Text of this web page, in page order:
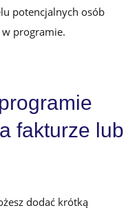
potencjalnych osób
programie.
fakturze lub
dodać krótką